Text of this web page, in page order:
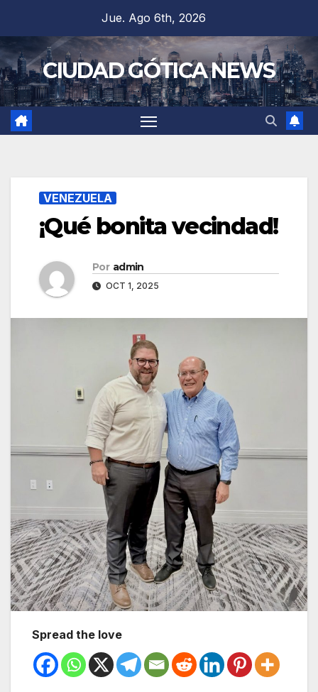
contenido
Jue. Ago 6th, 2026
CIUDAD GÓTICA NEWS
VENEZUELA
¡Qué bonita vecindad!
Por admin
OCT 1, 2025
Spread the love